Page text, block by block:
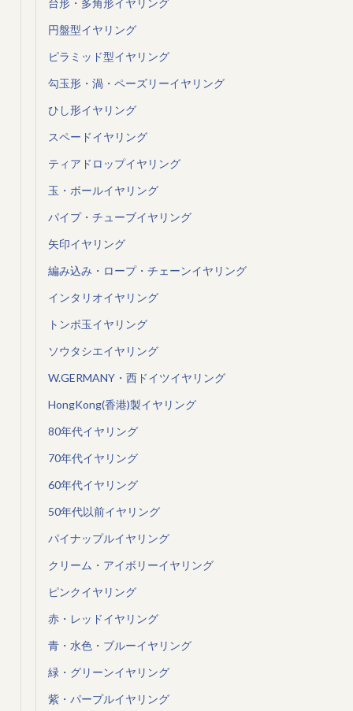
台形・多角形イヤリング
円盤型イヤリング
ピラミッド型イヤリング
勾玉形・渦・ペーズリーイヤリング
ひし形イヤリング
スペードイヤリング
ティアドロップイヤリング
玉・ボールイヤリング
パイプ・チューブイヤリング
矢印イヤリング
編み込み・ロープ・チェーンイヤリング
インタリオイヤリング
トンボ玉イヤリング
ソウタシエイヤリング
W.GERMANY・西ドイツイヤリング
HongKong(香港)製イヤリング
80年代イヤリング
70年代イヤリング
60年代イヤリング
50年代以前イヤリング
パイナップルイヤリング
クリーム・アイボリーイヤリング
ピンクイヤリング
赤・レッドイヤリング
青・水色・ブルーイヤリング
緑・グリーンイヤリング
紫・パープルイヤリング